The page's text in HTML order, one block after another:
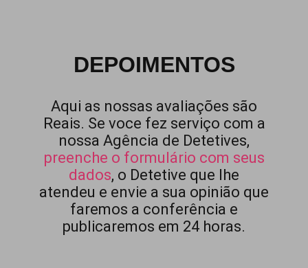
DEPOIMENTOS
Aqui as nossas avaliações são
Reais. Se voce fez serviço com a
nossa Agência de Detetives,
preenche o formulário com seus
dados, o Detetive que lhe
atendeu e envie a sua opinião que
faremos a conferência e
publicaremos em 24 horas.